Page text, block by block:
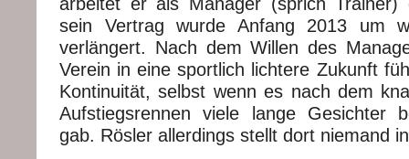
sein Vertrag wurde Anfang 2013 um
verlängert. Nach dem Willen des
Verein in eine sportlich lichtere Zukunft
Kontinuität, selbst wenn es nach dem
Aufstiegsrennen viele lange Gesichter
gab. Rösler allerdings stellt dort niemand